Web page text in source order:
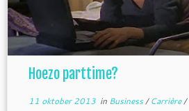
Hoezo parttime?
11 oktober 2013in Business/Carrière/